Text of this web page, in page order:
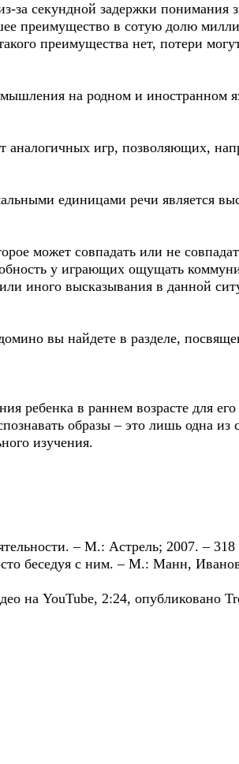
секундной задержки понимания
преимущество в сотую долю
преимущества нет, потери
мышления на родном и иностранном
игр, позволяющих,
единицами речи является
может совпадать или не
у играющих ощущать
иного высказывания в данной
вы найдете в разделе,
ребенка в раннем возрасте для
образы – это лишь одна
изучения.
– М.: Астрель; 2007. – 318
беседуя с ним. – М.: Манн,
на YouTube, 2:24, опубликовано